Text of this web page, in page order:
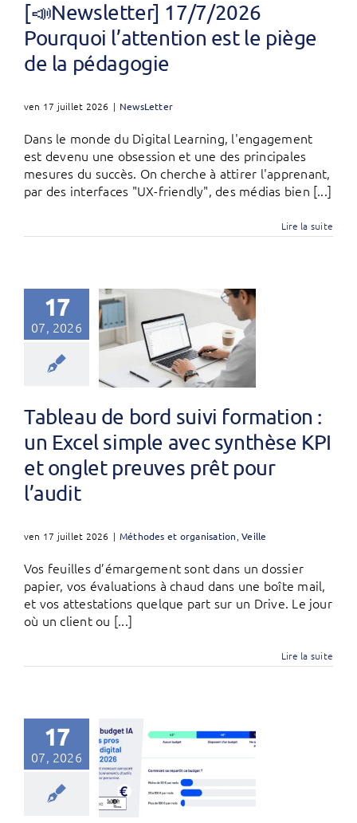
[📣Newsletter] 17/7/2026
Pourquoi l’attention est le piège
de la pédagogie
ven 17 juillet 2026 | NewsLetter
Dans le monde du Digital Learning, l'engagement
est devenu une obsession et une des principales
mesures du succès. On cherche à attirer l'apprenant,
par des interfaces "UX-friendly", des médias bien [...]
Lire la suite
17
07, 2026
Tableau de bord suivi formation :
un Excel simple avec synthèse KPI
et onglet preuves prêt pour
l’audit
ven 17 juillet 2026 | Méthodes et organisation ,Veille
Vos feuilles d’émargement sont dans un dossier
papier, vos évaluations à chaud dans une boîte mail,
et vos attestations quelque part sur un Drive. Le jour
où un client ou [...]
Lire la suite
17
07, 2026